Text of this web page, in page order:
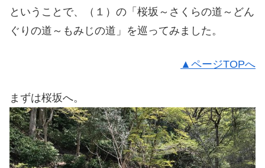
ということで、（１）の「桜坂～さくらの道～どん
ぐりの道～もみじの道」を巡ってみました。
▲ページTOPへ
まずは桜坂へ。